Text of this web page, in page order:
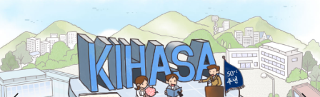
키워드로 보는 연구 역사
연구자들
간행물 변천사
기록물 아카이브